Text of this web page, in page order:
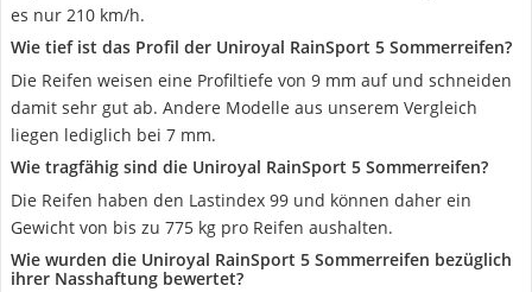
es nur 210 km/h.
Wie tief ist das Profil der Uniroyal RainSport 5 Sommerreifen?
Die Reifen weisen eine Profiltiefe von 9 mm auf und schneiden
damit sehr gut ab. Andere Modelle aus unserem Vergleich
liegen lediglich bei 7 mm.
Wie tragfähig sind die Uniroyal RainSport 5 Sommerreifen?
Die Reifen haben den Lastindex 99 und können daher ein
Gewicht von bis zu 775 kg pro Reifen aushalten.
Wie wurden die Uniroyal RainSport 5 Sommerreifen bezüglich
ihrer Nasshaftung bewertet?